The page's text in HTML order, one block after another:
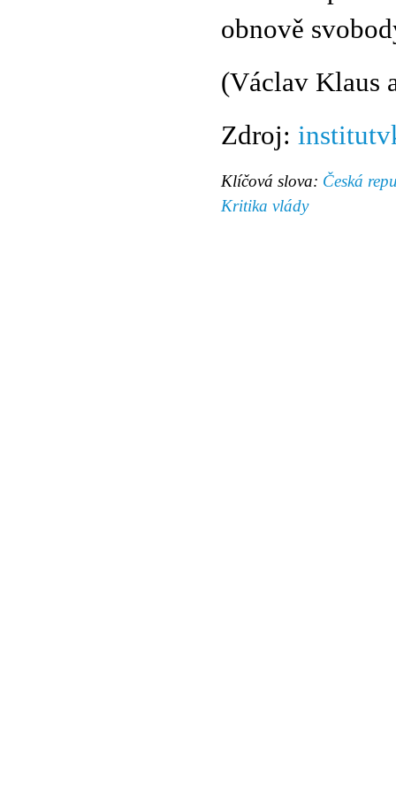
obnově
(Václav Klaus
Zdroj:
Klíčová slova: Česká
Kritika vlády